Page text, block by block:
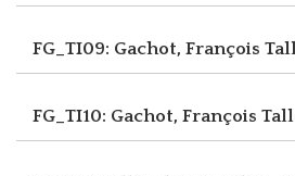
FG_TI09: Gachot, François
FG_TI10: Gachot, François